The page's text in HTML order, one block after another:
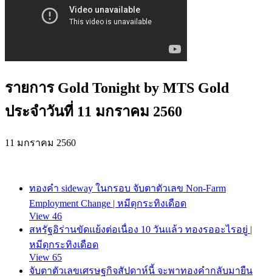
รายการ Gold Tonight by MTS Gold
ประจำวันที่ 11 มกราคม 2560
11 มกราคม 2560
ทองคำ sideway ในกรอบ จับตาตัวเลข Non-Farm
Employment Change | หมีดุกระทิงเดือด
View 46
สหรัฐอิร่านขัดแย้งต่อเนื่อง 10 วันแล้ว ทองรออะไรอยู่ |
หมีดุกระทิงเดือด
View 65
จับตาตัวเลขเศรษฐกิจสัปดาห์นี้ จะพาทองคำกลับมายืน